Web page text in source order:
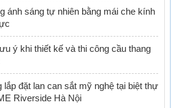
ánh sáng tự nhiên bằng mái che kính
ý khi thiết kế và thi công cầu thang
lắp đặt lan can sắt mỹ nghệ tại biệt thự
Riverside Hà Nội